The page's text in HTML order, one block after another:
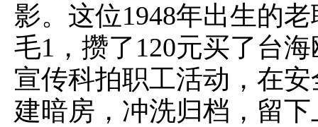
影。这位1948年出生的
毛1，攒了120元买了台
宣传科拍职工活动，在
建暗房，冲洗归档，留